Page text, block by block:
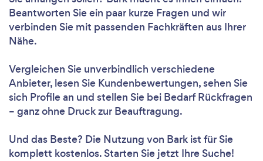
Beantworten Sie ein paar kurze Fragen und wir
verbinden Sie mit passenden Fachkräften aus Ihrer
Nähe.
Vergleichen Sie unverbindlich verschiedene
Anbieter, lesen Sie Kundenbewertungen, sehen Sie
sich Profile an und stellen Sie bei Bedarf Rückfragen
– ganz ohne Druck zur Beauftragung.
Und das Beste? Die Nutzung von Bark ist für Sie
komplett kostenlos. Starten Sie jetzt Ihre Suche!